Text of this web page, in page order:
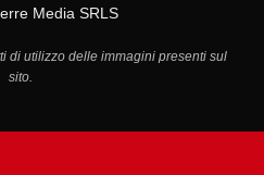
Media SRLS
di utilizzo delle immagini presenti sul
sito.